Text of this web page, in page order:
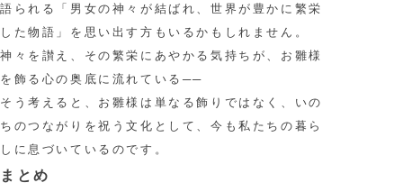
語られる「男女の神々が結ばれ、世界が豊かに繁栄
した物語」を思い出す方もいるかもしれません。
神々を讃え、その繁栄にあやかる気持ちが、お雛様
を飾る心の奥底に流れている──
そう考えると、お雛様は単なる飾りではなく、いの
ちのつながりを祝う文化として、今も私たちの暮ら
しに息づいているのです。
まとめ